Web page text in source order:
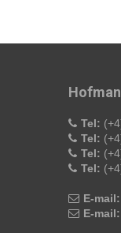
Tel:
Tel:
Tel:
Tel:
E-mail:
E-mail: